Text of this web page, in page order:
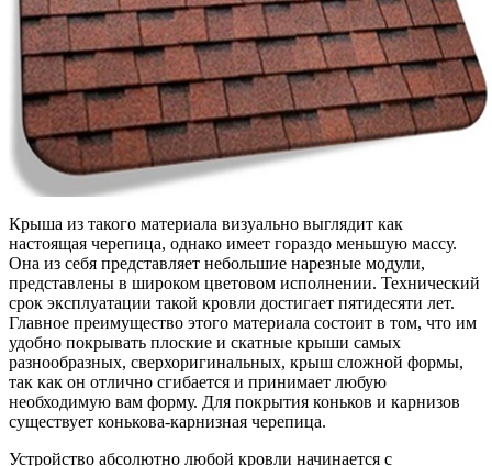
Крыша из такого материала визуально выглядит как
настоящая черепица, однако имеет гораздо меньшую массу.
Она из себя представляет небольшие нарезные модули,
представлены в широком цветовом исполнении. Технический
срок эксплуатации такой кровли достигает пятидесяти лет.
Главное преимущество этого материала состоит в том, что им
удобно покрывать плоские и скатные крыши самых
разнообразных, сверхоригинальных, крыш сложной формы,
так как он отлично сгибается и принимает любую
необходимую вам форму. Для покрытия коньков и карнизов
существует конькова-карнизная черепица.
Устройство абсолютно любой кровли начинается с